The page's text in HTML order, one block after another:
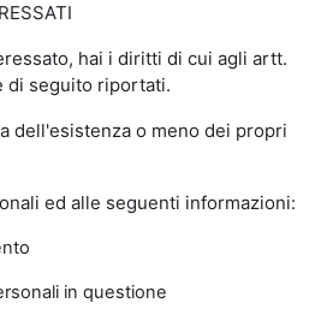
hai i diritti di cui agli artt.
di seguito riportati.
dell'esistenza o meno dei propri
ed alle seguenti informazioni:
in questione